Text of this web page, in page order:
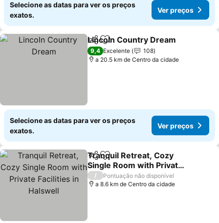
Selecione as datas para ver os preços
exatos.
Ver preços
PartilharAdicionar aos favoritos
Lincoln Country Dream
9,4 Excelente
108
a 20.5 km de Centro da cidade
Selecione as datas para ver os preços
exatos.
Ver preços
PartilharAdicionar aos favoritos
Tranquil Retreat, Cozy
Single Room with Private
Facilities in Halswell
Ver preços
/
Pontuação não disponível
a 8.6 km de Centro da cidade